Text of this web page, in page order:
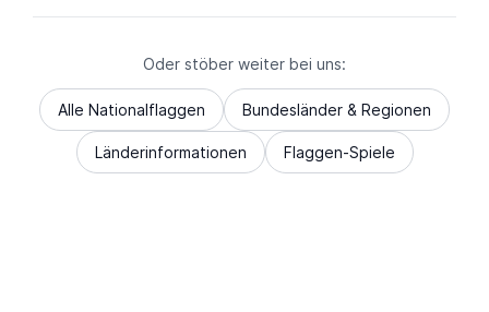
Oder stöber weiter bei uns:
Alle Nationalflaggen Bundesländer & Regionen
Länderinformationen Flaggen-Spiele